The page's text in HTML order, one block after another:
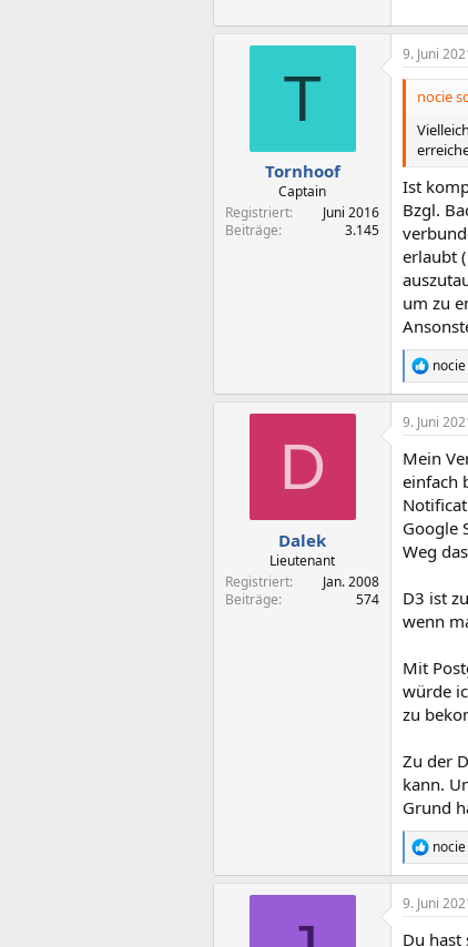
T
Tornhoof
Captain
Registriert
Juni 2016
Beiträge
3.145
9. Juni
nocie
Ist
Bzgl.
erlaubt
um zu
R
e
a
k
i
o
n
e
n
:
nocie
D
Dalek
Lieutenant
Registriert
Jan. 2008
Beiträge
574
9. Juni
Mein
einfach
Google
Weg
D3 ist
wenn
Mit
würde
zu
Zu der
kann.
Grund
R
e
a
k
i
nocie
9. Juni
Du hast